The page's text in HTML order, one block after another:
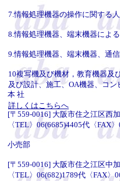
本 社
[〒559-0016] 大阪市住之江区西
〈TEL〉06(6685)4405代〈FAX
小売部
[〒559-0016] 大阪市住之江区中
〈TEL〉06(682)1789代〈FAX〉
7.情報処理機器の操作に関する
8.情報処理機器、端末機器によ
9.情報処理機器、端末機器、通
10複写機及び機材，教育機器及
及び設計、施工、OA機器、コン
詳しくはこちらへ